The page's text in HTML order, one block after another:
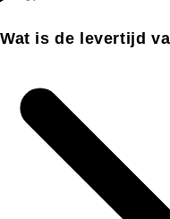
Wat is de levertijd